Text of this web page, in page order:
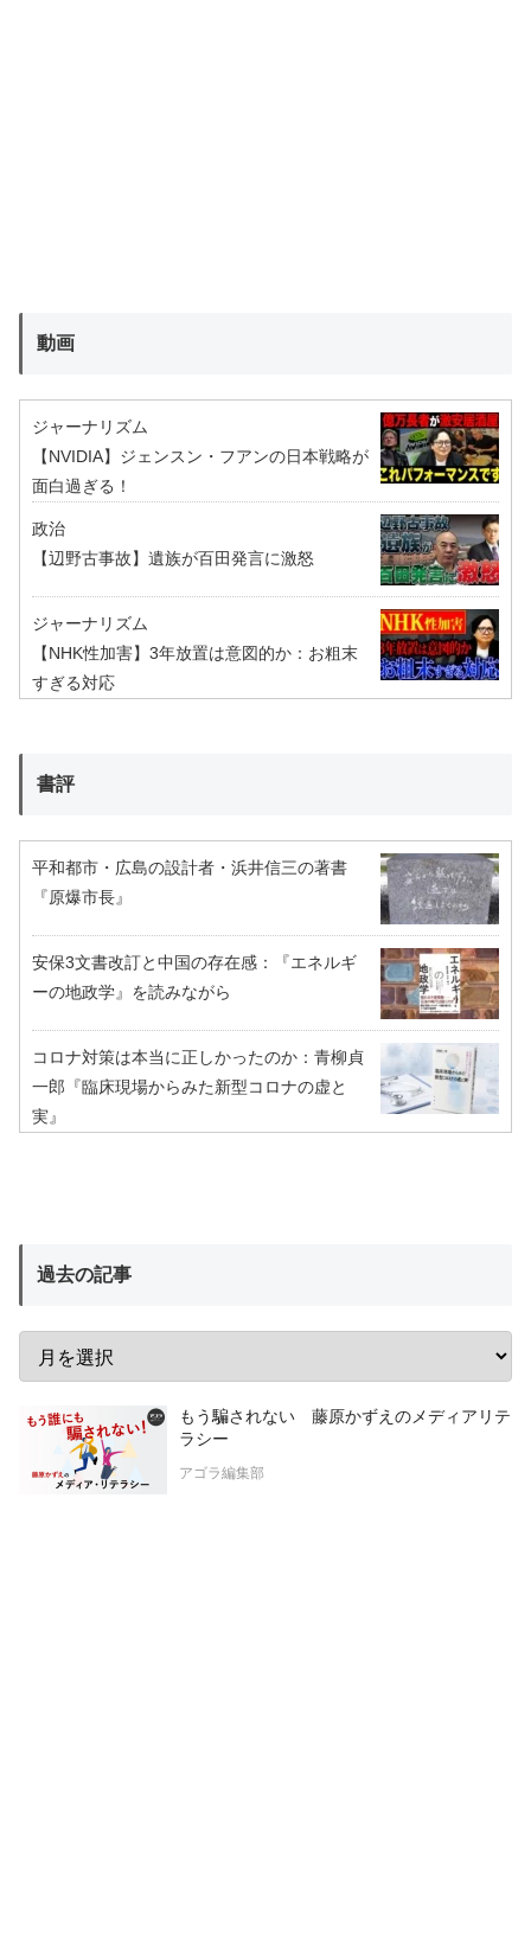
動画
ジャーナリズム
【NVIDIA】ジェンスン・フアンの日本戦略が
面白過ぎる！
政治
【辺野古事故】遺族が百田発言に激怒
ジャーナリズム
【NHK性加害】3年放置は意図的か：お粗末
すぎる対応
書評
平和都市・広島の設計者・浜井信三の著書
『原爆市長』
安保3文書改訂と中国の存在感：『エネルギ
ーの地政学』を読みながら
コロナ対策は本当に正しかったのか：青柳貞
一郎『臨床現場からみた新型コロナの虚と
実』
過去の記事
もう騙されない 藤原かずえのメディアリテ
ラシー
アゴラ編集部